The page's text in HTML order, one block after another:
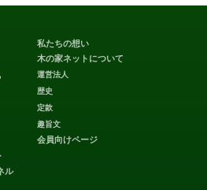
ル
私たちの想い
木の家ネットについて
運営法人
歴史
定款
趣旨文
会員向けページ